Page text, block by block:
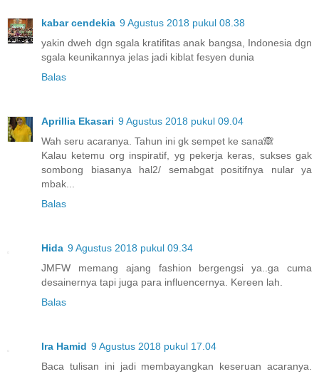
kabar cendekia 9 Agustus 2018 pukul 08.38
yakin dweh dgn sgala kratifitas anak bangsa, Indonesia dgn
sgala keunikannya jelas jadi kiblat fesyen dunia
Balas
Aprillia Ekasari 9 Agustus 2018 pukul 09.04
Wah seru acaranya. Tahun ini gk sempet ke sana🙈
Kalau ketemu org inspiratif, yg pekerja keras, sukses gak
sombong biasanya hal2/ semabgat positifnya nular ya
mbak...
Balas
Hida 9 Agustus 2018 pukul 09.34
JMFW memang ajang fashion bergengsi ya..ga cuma
desainernya tapi juga para influencernya. Kereen lah.
Balas
Ira Hamid 9 Agustus 2018 pukul 17.04
Baca tulisan ini jadi membayangkan keseruan acaranya.